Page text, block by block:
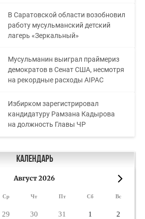
В Саратовской области возобновил
работу мусульманский детский
лагерь «Зеркальный»
Мусульманин выиграл праймериз
демократов в Сенат США, несмотря
на рекордные расходы AIPAC
Избирком зарегистрировал
кандидатуру Рамзана Кадырова
на должность Главы ЧР
Календарь
Август 2026
Ср Чт Пт Сб Вс
29 30 31 1 2